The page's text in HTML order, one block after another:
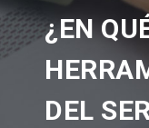
¿EN
DEL